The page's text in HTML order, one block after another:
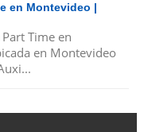
en Montevideo |
Time en
en Montevideo